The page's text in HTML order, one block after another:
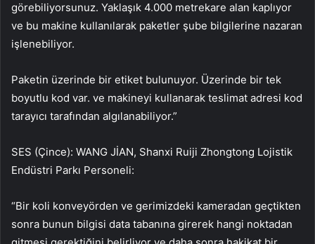
görebiliyorsunuz. Yaklaşık 4.000 metrekare alan kaplıyor
ve bu makine kullanılarak paketler şube bilgilerine nazaran
işlenebiliyor.
Paketin üzerinde bir etiket bulunuyor. Üzerinde bir tek
boyutlu kod var. ve makineyi kullanarak teslimat adresi kod
tarayıcı tarafından algılanabiliyor.”
SES (Çince): WANG JİAN, Shanxi Ruiji Zhongtong Lojistik
Endüstri Parkı Personeli:
“Bir koli konveyörden ve gerimizdeki kameradan geçtikten
sonra bunun bilgisi data tabanına girerek hangi noktadan